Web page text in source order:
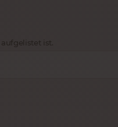
ist.